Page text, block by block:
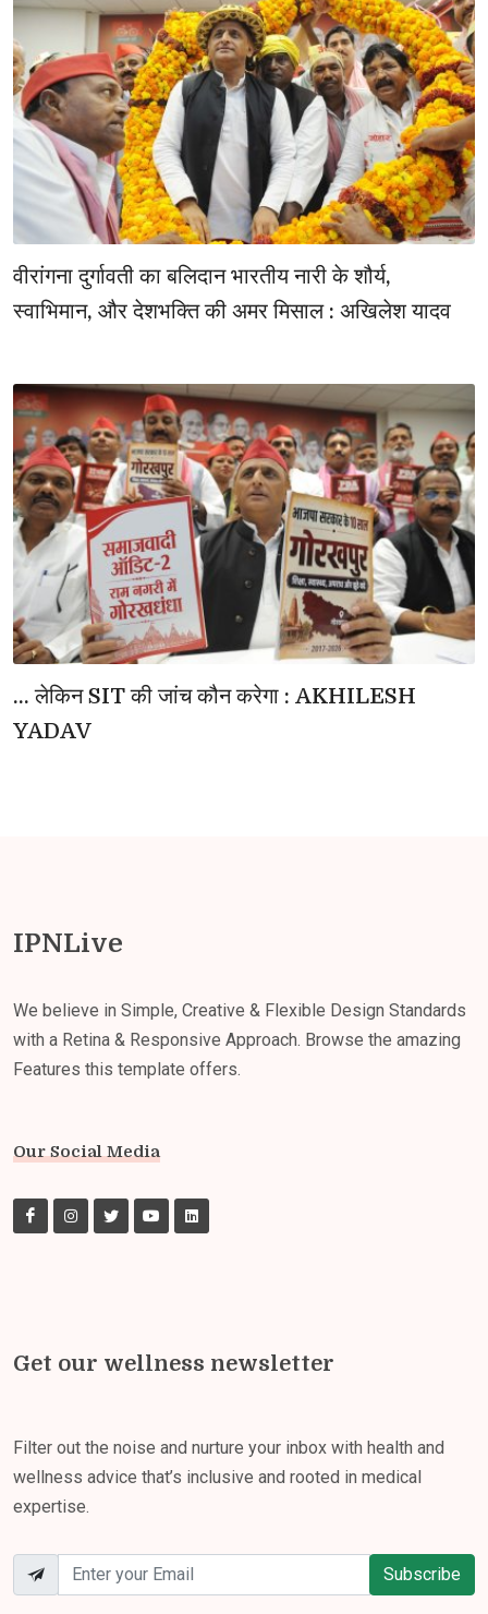
वीरांगना दुर्गावती का बलिदान भारतीय नारी के शौर्य,
स्वाभिमान, और देशभक्ति की अमर मिसाल : अखिलेश यादव
... लेकिन SIT की जांच कौन करेगा : AKHILESH
YADAV
IPNLive
We believe in Simple, Creative & Flexible Design Standards
with a Retina & Responsive Approach. Browse the amazing
Features this template offers.
Our Social Media
Get our wellness newsletter
Filter out the noise and nurture your inbox with health and
wellness advice that’s inclusive and rooted in medical
expertise.
Subscribe